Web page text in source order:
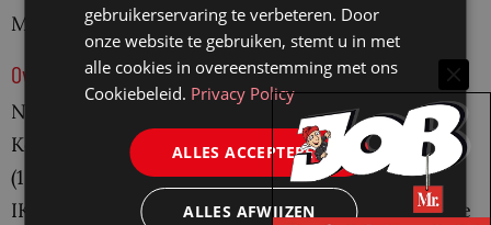
Maximaal aantal uren per week: 36
Overige arbeidsvoorwaarden
Naast het salaris ontvang je een Individueel
Keuzebudget (IKB). Het IKB bestaat uit geld
(16,50% van je bruto jaarsalaris) en tijd. Met het
IKB maak jij de keuzes die bij jou passen en kun je
gebruikerservaring te verbeteren. Door
onze website te gebruiken, stemt u in met
alle cookies in overeenstemming met ons
Cookiebeleid. Privacy Policy
ALLES ACCEPTEREN
ALLES AFWIJZEN